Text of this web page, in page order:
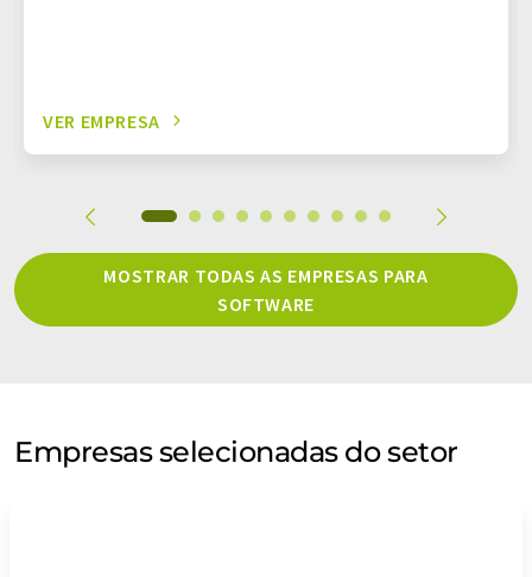
VER EMPRESA
MOSTRAR TODAS AS EMPRESAS PARA
SOFTWARE
Empresas selecionadas do setor